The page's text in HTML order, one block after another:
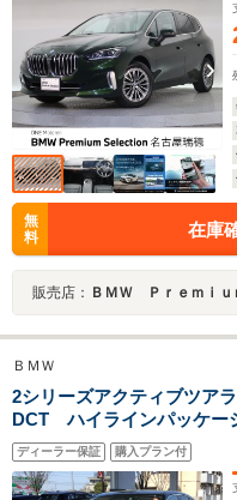
ーシート シートヒータ
無
料
在庫
販売店： ＢＭＷ Ｐｒｅｍｉ
ＢＭＷ
2シリーズアクティブツア
DCT ハイラインパッケー
トロール ヘッドアップ
モカレザー アンビエント
ピーカー ワイヤレス充
ディーラー保証 購入プラン付